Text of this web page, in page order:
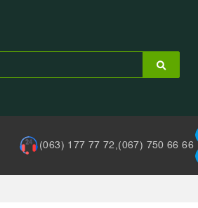
(063) 177 77 72, (067) 750 66 66